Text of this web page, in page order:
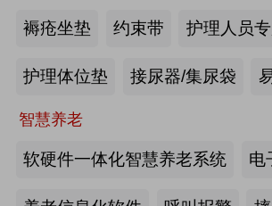
褥疮坐垫 约束带 护理人员
护理体位垫 接尿器/集尿袋
智慧养老
软硬件一体化智慧养老系统 电
业陆家嘴峰会议程
步开放
来源:养老福祉圈